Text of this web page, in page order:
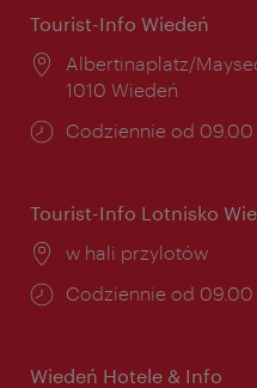
Tourist-Info Wiedeń
Miejsce:
Albertinaplatz/
1010 Wiedeń
Godziny
Codziennie od 09.00
Tourist-Info Lotnisko
Miejsce:
w hali przylotów
Godziny
Codziennie od 09.00
Wiedeń Hotele & Info